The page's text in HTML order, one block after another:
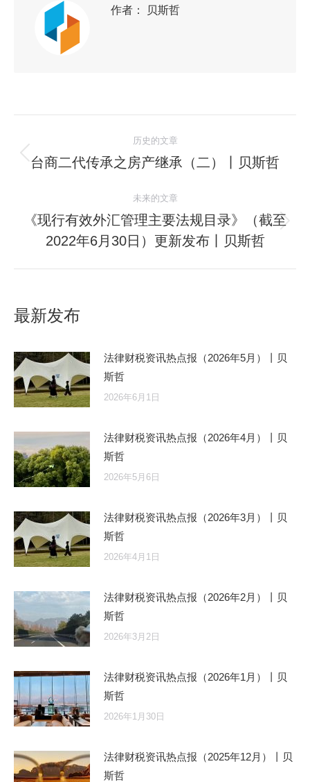
作者： 贝斯哲
历史的文章
台商二代传承之房产继承（二）丨贝斯哲
未来的文章
《现行有效外汇管理主要法规目录》（截至
2022年6月30日）更新发布丨贝斯哲
最新发布
法律财税资讯热点报（2026年5月）丨贝
斯哲
2026年6月1日
法律财税资讯热点报（2026年4月）丨贝
斯哲
2026年5月6日
法律财税资讯热点报（2026年3月）丨贝
斯哲
2026年4月1日
法律财税资讯热点报（2026年2月）丨贝
斯哲
2026年3月2日
法律财税资讯热点报（2026年1月）丨贝
斯哲
2026年1月30日
法律财税资讯热点报（2025年12月）丨贝
斯哲